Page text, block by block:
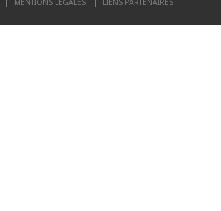
MENTIONS LÉGALES LIENS PARTENAIRES